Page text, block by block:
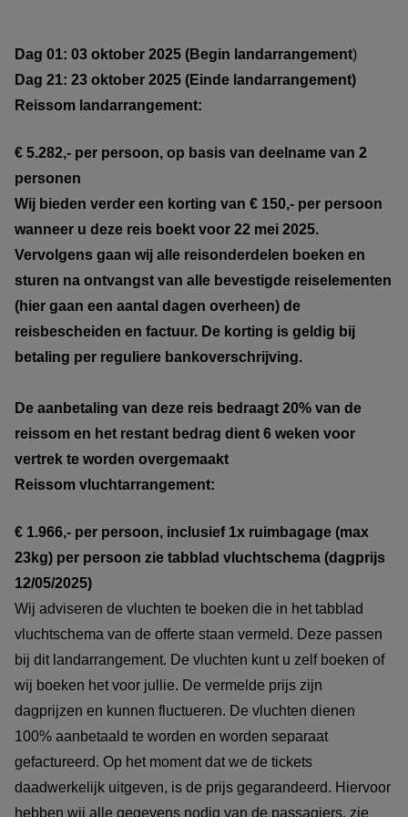
Dag 01: 03 oktober 2025 (Begin landarrangement)
Dag 21: 23 oktober 2025 (Einde landarrangement)
Reissom landarrangement:
€ 5.282,- per persoon, op basis van deelname van 2
personen
Wij bieden verder een korting van € 150,- per persoon
wanneer u deze reis boekt voor 22 mei 2025.
Vervolgens gaan wij alle reisonderdelen boeken en
sturen na ontvangst van alle bevestigde reiselementen
(hier gaan een aantal dagen overheen) de
reisbescheiden en factuur. De korting is geldig bij
betaling per reguliere bankoverschrijving.
De aanbetaling van deze reis bedraagt 20% van de
reissom en het restant bedrag dient 6 weken voor
vertrek te worden overgemaakt
Reissom vluchtarrangement:
€ 1.966,- per persoon, inclusief 1x ruimbagage (max
23kg) per persoon zie tabblad vluchtschema (dagprijs
12/05/2025)
Wij adviseren de vluchten te boeken die in het tabblad
vluchtschema van de offerte staan vermeld. Deze passen
bij dit landarrangement. De vluchten kunt u zelf boeken of
wij boeken het voor jullie. De vermelde prijs zijn
dagprijzen en kunnen fluctueren. De vluchten dienen
100% aanbetaald te worden en worden separaat
gefactureerd. Op het moment dat we de tickets
daadwerkelijk uitgeven, is de prijs gegarandeerd. Hiervoor
hebben wij alle gegevens nodig van de passagiers, zie